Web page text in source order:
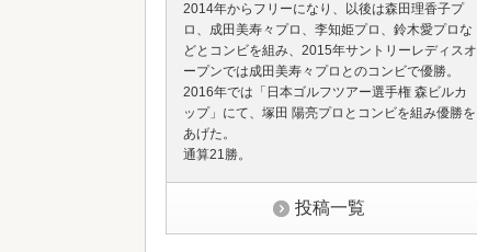
2014年からフリーになり、以後は森田理香子プ
ロ、成田美寿々プロ、李知姫プロ、鈴木愛プロな
どとコンビを組み、2015年サントリーレディスオ
ープンでは成田美寿々プロとのコンビで優勝。
2016年では「日本ゴルフツアー選手権 森ビルカ
ップ」にて、塚田 陽亮プロとコンビを組み優勝を
あげた。
通算21勝。
投稿一覧